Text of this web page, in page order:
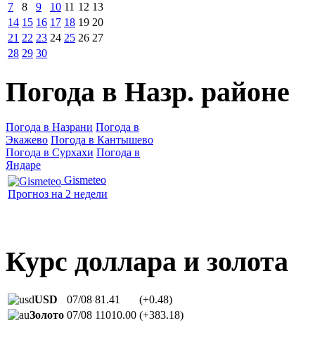
7
8 9 10 11 12 13
14 15 16 17 18 19 20
21 22 23 24 25 26 27
28 29 30
Погода в Назр. районе
Погода в Назрани Погода в
Экажево Погода в Кантышево
Погода в Сурхахи Погода в
Яндаре
Gismeteo
Прогноз на 2 недели
Курс доллара и золота
USD 07/08 81.41
(+0.48)
Золото 07/08 11010.00 (+383.18)